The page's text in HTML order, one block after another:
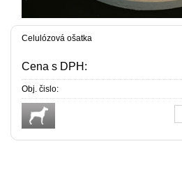
Celulózová ošatka
Cena s DPH:
Obj. čislo: